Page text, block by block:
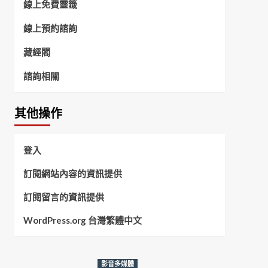
線上免費靈籤
線上預約諮詢
藏經閣
諮詢相關
其他操作
登入
訂閱網站內容的資訊提供
訂閱留言的資訊提供
WordPress.org 台灣繁體中文
影音多媒體